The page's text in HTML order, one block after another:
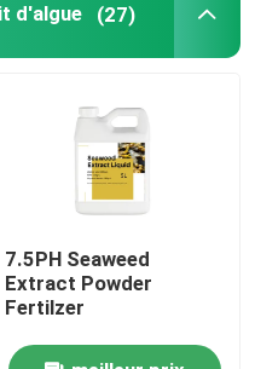
d'algue (27)
7.5PH Seaweed
Extract Powder
Fertilzer